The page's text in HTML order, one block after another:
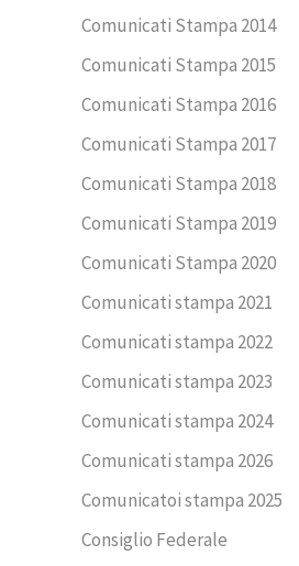
Comunicati Stampa 2014
Comunicati Stampa 2015
Comunicati Stampa 2016
Comunicati Stampa 2017
Comunicati Stampa 2018
Comunicati Stampa 2019
Comunicati Stampa 2020
Comunicati stampa 2021
Comunicati stampa 2022
Comunicati stampa 2023
Comunicati stampa 2024
Comunicati stampa 2026
Comunicatoi stampa 2025
Consiglio Federale